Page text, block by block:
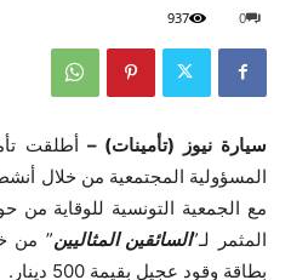
0
937
سيارة نيوز (تأمينات) –
المسؤولية المجتمعية من خلال
مع الجمعية التونسية للوقاية من
المثمر لـ”السائقين المثاليين” من
بطاقة وقود عجيل بقيمة 500 دينار.